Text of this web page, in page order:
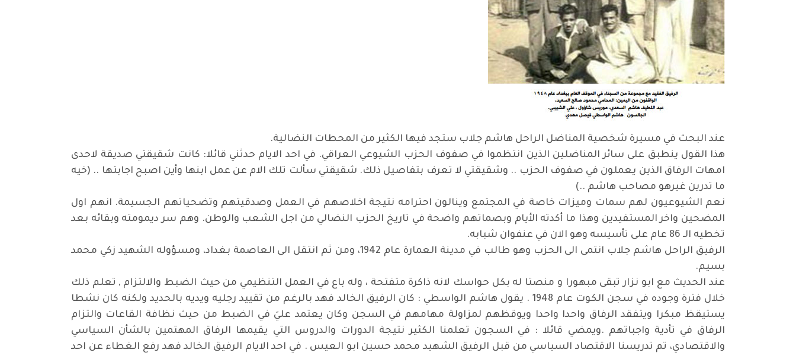
عند البحث في مسيرة شخصية المناضل الراحل هاشم جلاب ستجد فيها الكثير من المحطات النضالية.
هذا القول ينطبق على سائر المناضلين الذين انتظموا في صفوف الحزب الشيوعي العراقي. في احد الايام حدثني قائلا: كانت شقيقتي صديقة لاحدى
امهات الرفاق الذين يعملون في صفوف الحزب .. وشقيقتي لا تعرف بتفاصيل ذلك. شقيقتي سألت تلك الام عن عمل ابنها وأين اصبح اجابتها .. (خيه
ما تدرين غيرهو مصاحب هاشم ..)
نعم الشيوعيون لهم سمات وميزات خاصة في المجتمع وينالون احترامه نتيجة اخلاصهم في العمل وصدقيتهم وتضحياتهم الجسيمة. انهم اول
المضحين واخر المستفيدين وهذا ما أكدته الأيام وبصماتهم واضحة في تاريخ الحزب النضالي من اجل الشعب والوطن. وهم سر ديمومته وبقائه بعد
تخطيه الـ 86 عام على تأسيسه وهو الان في عنفوان شبابه.
الرفيق الراحل هاشم جلاب انتمى الى الحزب وهو طالب في مدينة العمارة عام 1942، ومن ثم انتقل الى العاصمة بغداد، ومسؤوله الشهيد زكي محمد
بسيم.
عند الحديث مع ابو نزار تبقى مبهورا و منصتا له بكل حواسك لانه ذاكرة متفتحة ، وله باع في العمل التنظيمي من حيث الضبط والالتزام , تعلم ذلك
خلال فترة وجوده في سجن الكوت عام 1948 . يقول هاشم الواسطي : كان الرفيق الخالد فهد بالرغم من تقييد رجليه ويديه بالحديد ولكنه كان نشطا
يستيقظ مبكرا ويتفقد الرفاق واحدا واحدا ويوقظهم لمزاولة مهامهم في السجن وكان يعتمد عليَ في الضبط من حيث نظافة القاعات والتزام
الرفاق في تأدية واجباتهم .ويمضي قائلا : في السجون تعلمنا الكثير نتيجة الدورات والدروس التي يقيمها الرفاق المهتمين بالشأن السياسي
والاقتصادي، تم تدريسنا الاقتصاد السياسي من قبل الرفيق الشهيد محمد حسين ابو العيس . في احد الايام الرفيق الخالد فهد رفع الغطاء عن احد